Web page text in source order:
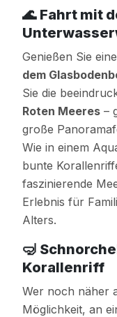
🌊 Fahrt mit
Genießen Sie
dem
Sie die
Roten Meeres –
große
Wie in einem
bunte
faszinierende
Erlebnis für
Alters.
🤿
Korallenriff
Wer noch näher
Möglichkeit, an